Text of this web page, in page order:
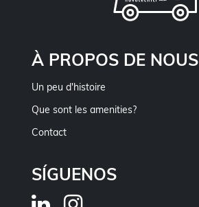
À PROPOS DE NOUS
Un peu d'histoire
Que sont les amenities?
Contact
SÍGUENOS